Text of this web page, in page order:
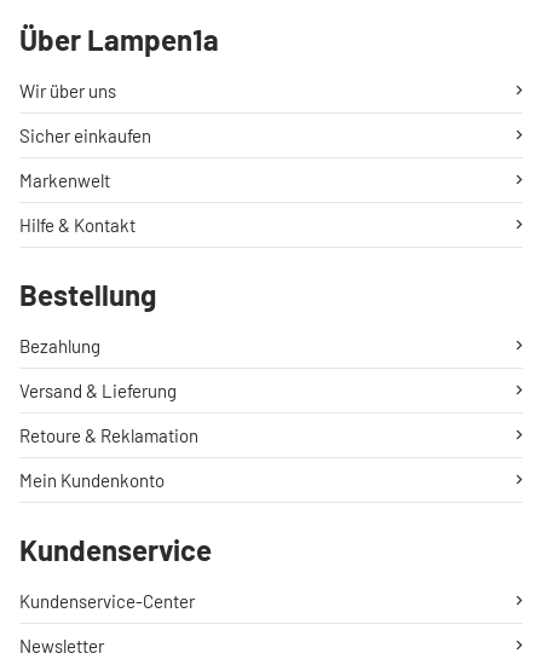
Über Lampen1a
Wir über uns
Sicher einkaufen
Markenwelt
Hilfe & Kontakt
Bestellung
Bezahlung
Versand & Lieferung
Retoure & Reklamation
Mein Kundenkonto
Kundenservice
Kundenservice-Center
Newsletter